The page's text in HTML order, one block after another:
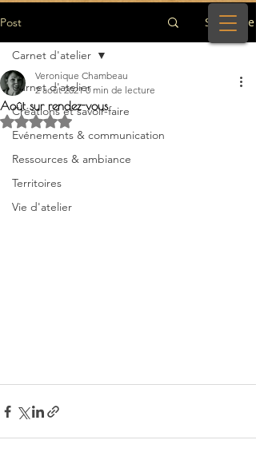
Post S'inscrire
Carnet d'atelier
Créations et savoir-faire
Evénements & communication
Ressources & ambiance
Territoires
Vie d'atelier
Carnet d'atelier
Août sur rendez-vous
Veronique Chambeau
2 août 2021 0 min de lecture
Noté NaN étoiles sur 5.